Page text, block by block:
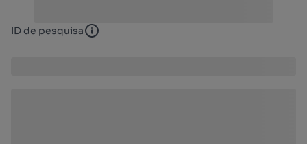
ID de pesquisa ID de pesquisa